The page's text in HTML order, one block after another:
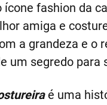
ícone fashion da
amiga e
a grandeza e o
um segredo para
é uma